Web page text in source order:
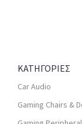
ΚΑΤΗΓΟΡΙΕΣ
Car Audio
Gaming Chairs &